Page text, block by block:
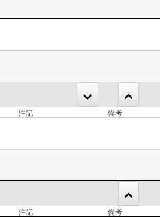
注記 備考
注記 備考